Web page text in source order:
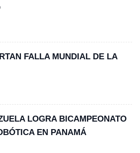
FALLA MUNDIAL DE LA
LOGRA BICAMPEONATO
EN PANAMÁ